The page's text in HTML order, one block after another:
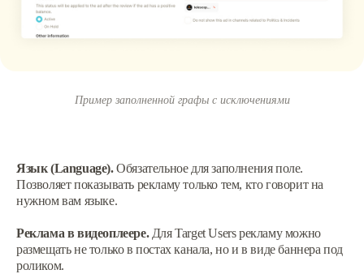
Пример заполненной графы с исключениями
Язык (Language).Обязательное для заполнения поле.
Позволяет показывать рекламу только тем, кто говорит на
нужном вам языке.
Реклама в видеоплеере.Для Target Users рекламу можно
размещать не только в постах канала, но и в виде баннера под
роликом.